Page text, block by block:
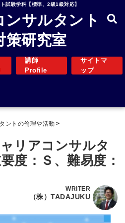
試験学科【標準、2級1級対応】
ンサルタント
策研究室
講師
Profile
サイトマ
ップ
ントの倫理や活動
ャリアコンサルタ
度：Ｓ、難易度：
WRITER
（株）TADAJUKU